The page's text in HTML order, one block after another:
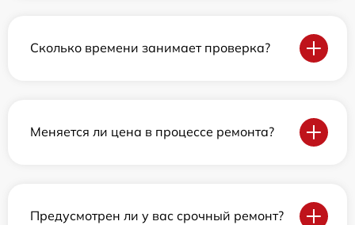
Сколько времени занимает проверка?
Меняется ли цена в процессе ремонта?
Предусмотрен ли у вас срочный ремонт?